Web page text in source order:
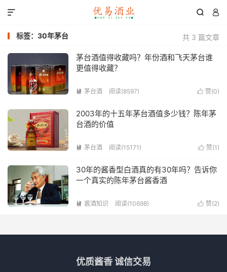
 

共 3 篇文章
标签：30年茅台
茅台酒值得收藏吗？年份酒和飞天茅台谁
更值得收藏？
 赞(0)
 茅台酒 阅读(8597)
2003年的十五年茅台酒值多少钱？陈年茅
台酒的价值
 赞(1 )
 茅台酒 阅读(15171)
30年的酱香型白酒真的有30年吗？告诉你
一个真实的陈年茅台酱香酒
 赞(2)
 酱酒知识 阅读(10698)
优质酱香 诚信交易